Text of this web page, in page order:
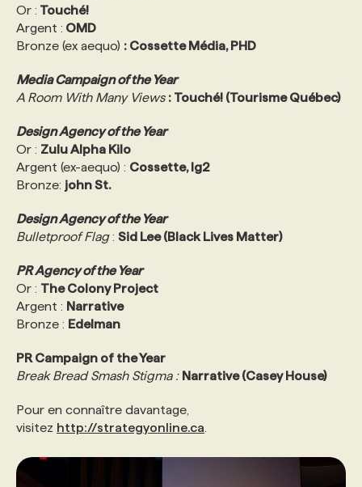
Or : Touché!
Argent : OMD
Bronze (ex aequo) : Cossette Média, PHD
Media Campaign of the Year
A Room With Many Views : Touché! (Tourisme Québec)
Design Agency of the Year
Or : Zulu Alpha Kilo
Argent (ex-aequo) : Cossette, lg2
Bronze: john St.
Design Agency of the Year
Bulletproof Flag: Sid Lee (Black Lives Matter)
PR Agency of the Year
Or : The Colony Project
Argent : Narrative
Bronze : Edelman
PR Campaign of the Year
Break Bread Smash Stigma : Narrative (Casey House)
Pour en connaître davantage,
visitez http://strategyonline.ca